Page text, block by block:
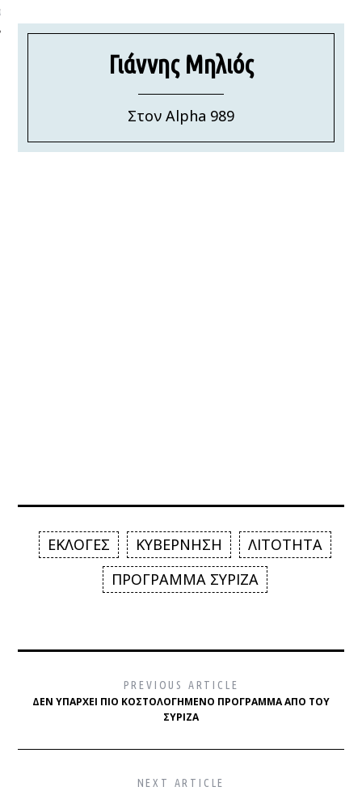
Γιάννης Μηλιός
Στον Alpha 989
ΕΚΛΟΓΕΣ ΚΥΒΕΡΝΗΣΗ
ΛΙΤΟΤΗΤΑ
ΠΡΟΓΡΑΜΜΑ ΣΥΡΙΖΑ
PREVIOUS ARTICLE
ΔΕΝ ΥΠΆΡΧΕΙ ΠΙΟ ΚΟΣΤΟΛΟΓΗΜΈΝΟ ΠΡΌΓΡΑΜΜΑ ΑΠΌ ΤΟΥ
ΣΥΡΙΖΑ
NEXT ARTICLE